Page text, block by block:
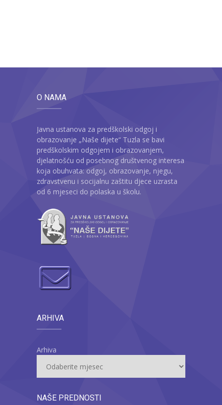
O NAMA
Javna ustanova za predškolski odgoj i
obrazovanje „Naše dijete“ Tuzla se bavi
predškolskim odgojem i obrazovanjem,
djelatnošću od posebnog društvenog interesa
koja obuhvata: odgoj, obrazovanje, njegu,
zdravstvenu i socijalnu zaštitu djece uzrasta
od 6 mjeseci do polaska u školu.
ARHIVA
Arhiva
NAŠE PREDNOSTI